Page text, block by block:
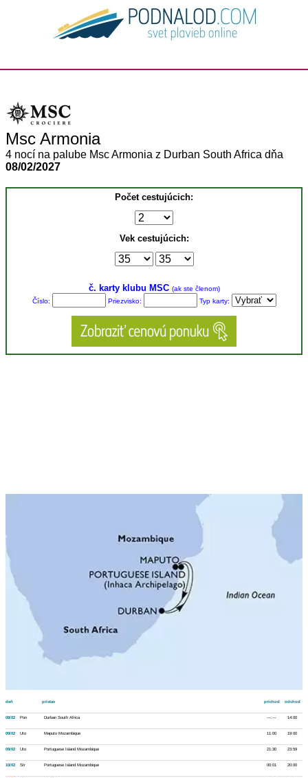
Msc Armonia
4 nocí na palube Msc Armonia z Durban South Africa dňa
08/02/2027
Počet cestujúcich:
Vek cestujúcich:
č. karty klubu MSC (ak ste členom)
Číslo:
Priezvisko: Typ karty:
deň prístav odchod
príchod
14:00
---:---
08/02 Pon Durban South Africa
19:00
11:00
09/02 Uto Maputo Mozambique
23:59
21:30
09/02 Uto Portuguese Island Mozambique
20:00
00:01
10/02 Str Portuguese Island Mozambique